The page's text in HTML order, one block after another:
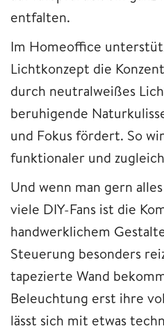
entfalten.
Im Homeoffice
Lichtkonzept die
durch neutralweißes
beruhigende
und Fokus fördert. So
funktionaler und
Und wenn man gern
viele DIY-Fans ist die
handwerklichem
Steuerung besonders
tapezierte Wand
Beleuchtung erst ihre
lässt sich mit etwas